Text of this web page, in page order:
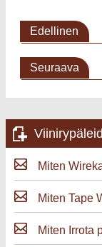
Edellinen
Seuraava
Miten
Miten Tape
Miten Irrota